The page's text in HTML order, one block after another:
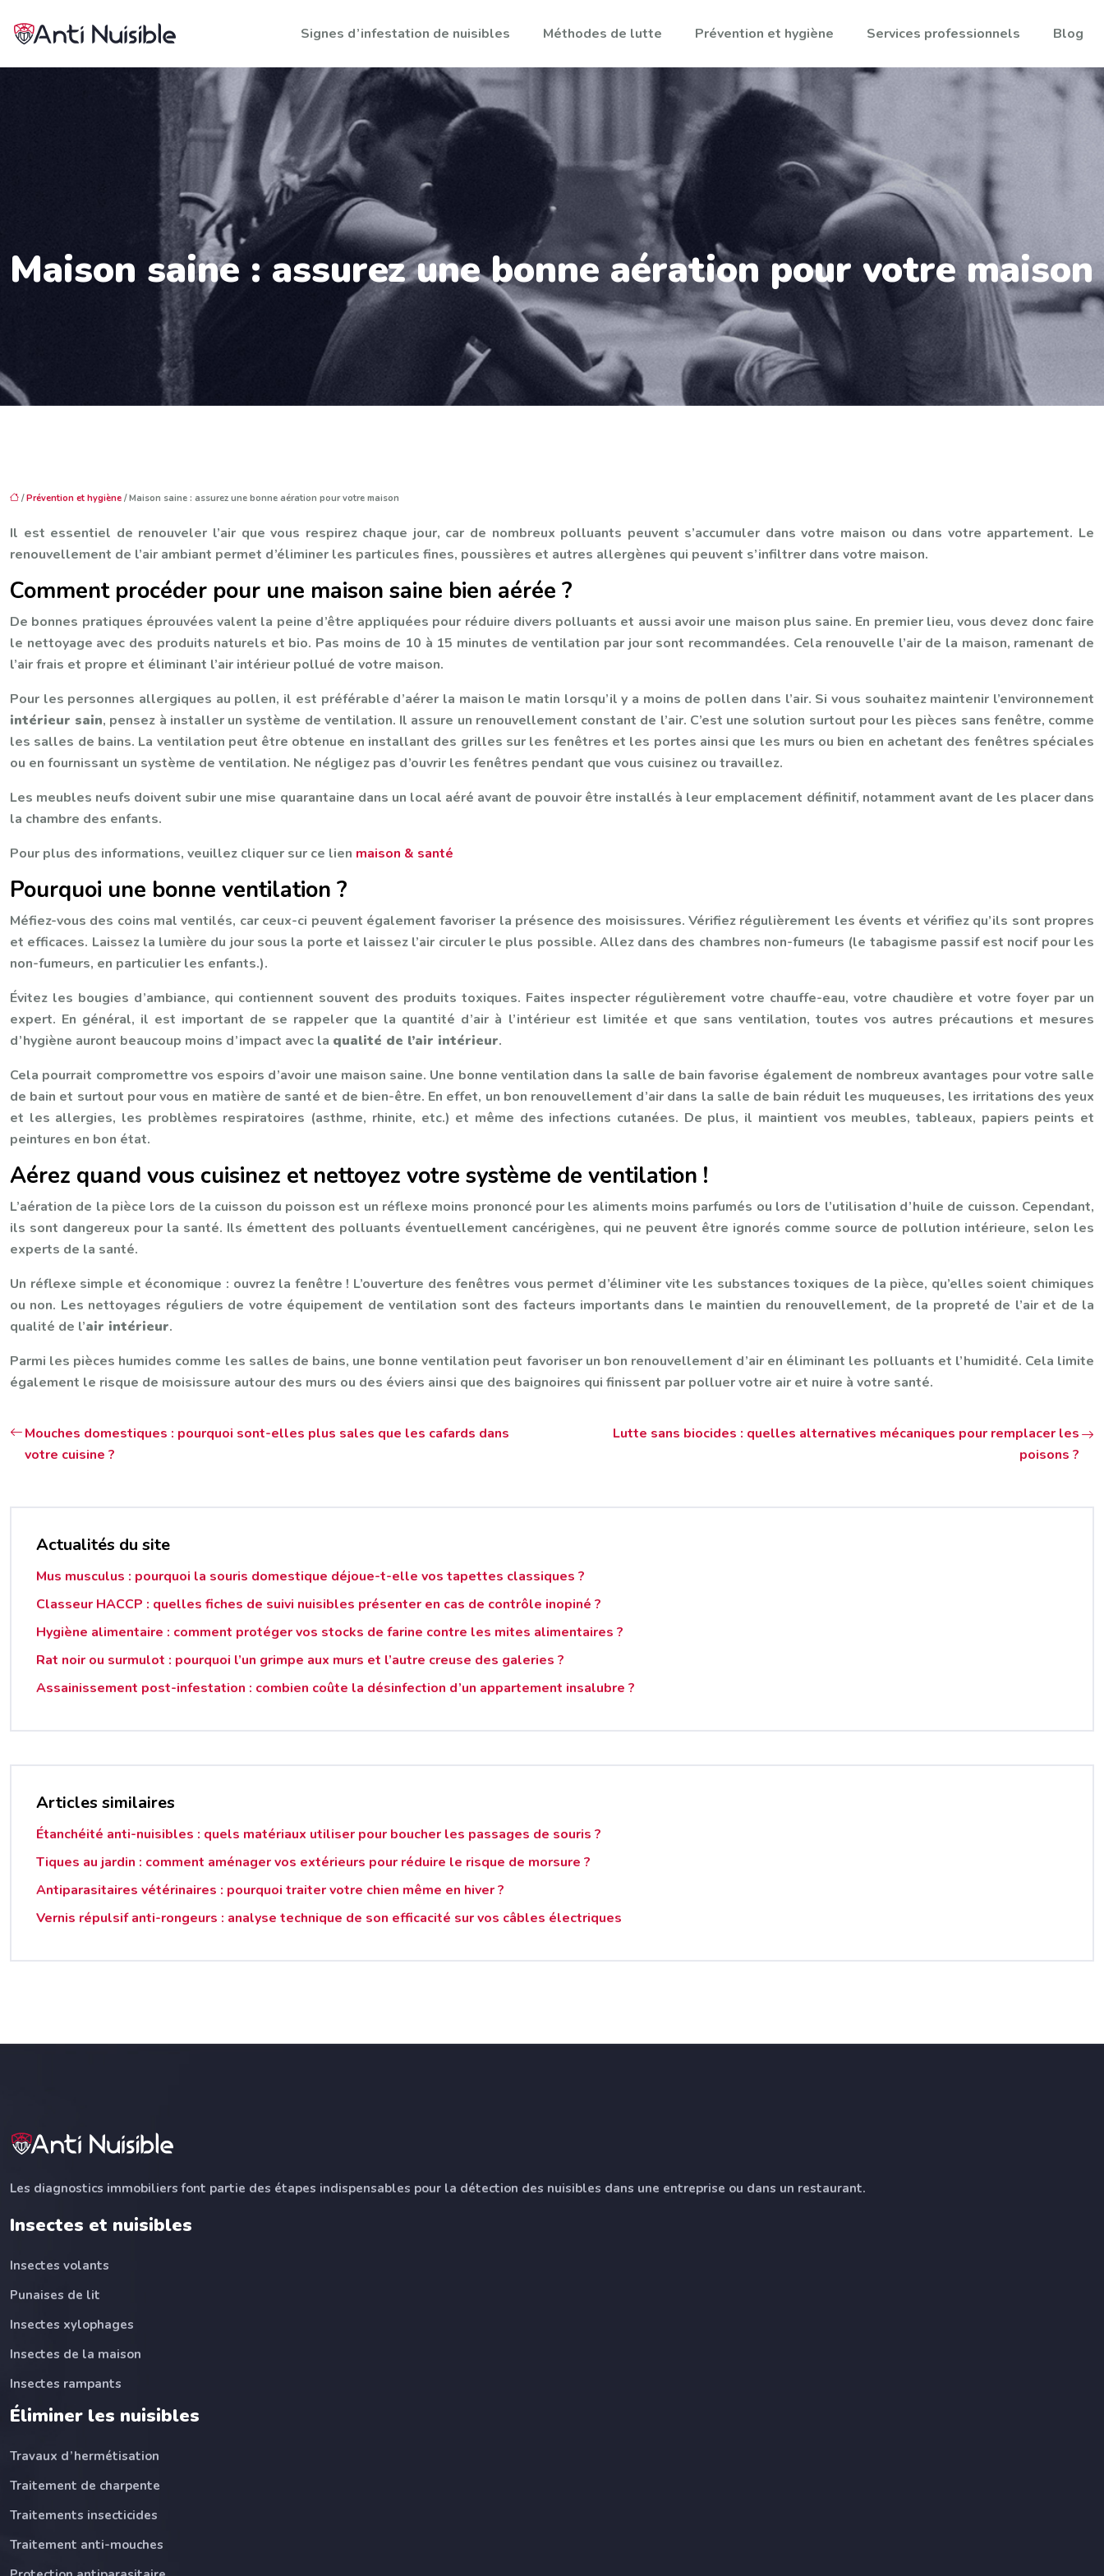
Signes d’infestation de nuisibles Méthodes de lutte Prévention et hygiène Services professionnels Blog
Maison saine : assurez une bonne aération pour votre maison
/Prévention et hygiène / Maison saine : assurez une bonne aération pour votre maison
Il est essentiel de renouveler l’air que vous respirez chaque jour, car de nombreux polluants peuvent s’accumuler dans votre maison ou dans votre appartement. Le
renouvellement de l’air ambiant permet d’éliminer les particules fines, poussières et autres allergènes qui peuvent s’infiltrer dans votre maison.
Comment procéder pour une maison saine bien aérée ?
De bonnes pratiques éprouvées valent la peine d’être appliquées pour réduire divers polluants et aussi avoir une maison plus saine. En premier lieu, vous devez donc faire
le nettoyage avec des produits naturels et bio. Pas moins de 10 à 15 minutes de ventilation par jour sont recommandées. Cela renouvelle l’air de la maison, ramenant de
l’air frais et propre et éliminant l’air intérieur pollué de votre maison.
Pour les personnes allergiques au pollen, il est préférable d’aérer la maison le matin lorsqu’il y a moins de pollen dans l’air. Si vous souhaitez maintenir l’environnement
intérieur sain, pensez à installer un système de ventilation. Il assure un renouvellement constant de l’air. C’est une solution surtout pour les pièces sans fenêtre, comme
les salles de bains. La ventilation peut être obtenue en installant des grilles sur les fenêtres et les portes ainsi que les murs ou bien en achetant des fenêtres spéciales
ou en fournissant un système de ventilation. Ne négligez pas d’ouvrir les fenêtres pendant que vous cuisinez ou travaillez.
Les meubles neufs doivent subir une mise quarantaine dans un local aéré avant de pouvoir être installés à leur emplacement définitif, notamment avant de les placer dans
la chambre des enfants.
Pour plus des informations, veuillez cliquer sur ce lien maison & santé
Pourquoi une bonne ventilation ?
Méfiez-vous des coins mal ventilés, car ceux-ci peuvent également favoriser la présence des moisissures. Vérifiez régulièrement les évents et vérifiez qu’ils sont propres
et efficaces. Laissez la lumière du jour sous la porte et laissez l’air circuler le plus possible. Allez dans des chambres non-fumeurs (le tabagisme passif est nocif pour les
non-fumeurs, en particulier les enfants.).
Évitez les bougies d’ambiance, qui contiennent souvent des produits toxiques. Faites inspecter régulièrement votre chauffe-eau, votre chaudière et votre foyer par un
expert. En général, il est important de se rappeler que la quantité d’air à l’intérieur est limitée et que sans ventilation, toutes vos autres précautions et mesures
d’hygiène auront beaucoup moins d’impact avec la qualité de l’air intérieur.
Cela pourrait compromettre vos espoirs d’avoir une maison saine. Une bonne ventilation dans la salle de bain favorise également de nombreux avantages pour votre salle
de bain et surtout pour vous en matière de santé et de bien-être. En effet, un bon renouvellement d’air dans la salle de bain réduit les muqueuses, les irritations des yeux
et les allergies, les problèmes respiratoires (asthme, rhinite, etc.) et même des infections cutanées. De plus, il maintient vos meubles, tableaux, papiers peints et
peintures en bon état.
Aérez quand vous cuisinez et nettoyez votre système de ventilation !
L’aération de la pièce lors de la cuisson du poisson est un réflexe moins prononcé pour les aliments moins parfumés ou lors de l’utilisation d’huile de cuisson. Cependant,
ils sont dangereux pour la santé. Ils émettent des polluants éventuellement cancérigènes, qui ne peuvent être ignorés comme source de pollution intérieure, selon les
experts de la santé.
Un réflexe simple et économique : ouvrez la fenêtre ! L’ouverture des fenêtres vous permet d’éliminer vite les substances toxiques de la pièce, qu’elles soient chimiques
ou non. Les nettoyages réguliers de votre équipement de ventilation sont des facteurs importants dans le maintien du renouvellement, de la propreté de l’air et de la
qualité de l’air intérieur.
Parmi les pièces humides comme les salles de bains, une bonne ventilation peut favoriser un bon renouvellement d’air en éliminant les polluants et l’humidité. Cela limite
également le risque de moisissure autour des murs ou des éviers ainsi que des baignoires qui finissent par polluer votre air et nuire à votre santé.
Mouches domestiques : pourquoi sont-elles plus sales que les cafards dans
votre cuisine ?
Lutte sans biocides : quelles alternatives mécaniques pour remplacer les
poisons ?
Actualités du site
Mus musculus : pourquoi la souris domestique déjoue-t-elle vos tapettes classiques ?
Classeur HACCP : quelles fiches de suivi nuisibles présenter en cas de contrôle inopiné ?
Hygiène alimentaire : comment protéger vos stocks de farine contre les mites alimentaires ?
Rat noir ou surmulot : pourquoi l’un grimpe aux murs et l’autre creuse des galeries ?
Assainissement post-infestation : combien coûte la désinfection d’un appartement insalubre ?
Articles similaires
Étanchéité anti-nuisibles : quels matériaux utiliser pour boucher les passages de souris ?
Tiques au jardin : comment aménager vos extérieurs pour réduire le risque de morsure ?
Antiparasitaires vétérinaires : pourquoi traiter votre chien même en hiver ?
Vernis répulsif anti-rongeurs : analyse technique de son efficacité sur vos câbles électriques
Les diagnostics immobiliers font partie des étapes indispensables pour la détection des nuisibles dans une entreprise ou dans un restaurant.
Insectes et nuisibles
Insectes volants
Punaises de lit
Insectes xylophages
Insectes de la maison
Insectes rampants
Éliminer les nuisibles
Travaux d’hermétisation
Traitement de charpente
Traitements insecticides
Traitement anti-mouches